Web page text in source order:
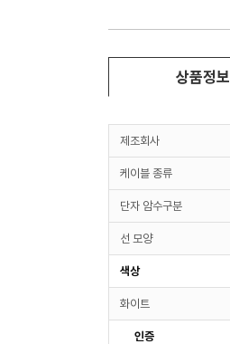
상품정보
제조회사
케이블 종류
단자 암수구분
선 모양
색상
화이트
인증